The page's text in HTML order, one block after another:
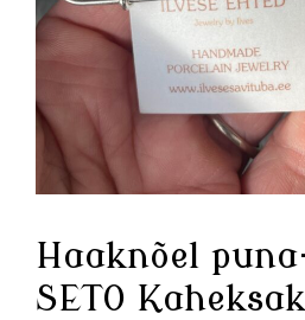
Haaknõel
SETO